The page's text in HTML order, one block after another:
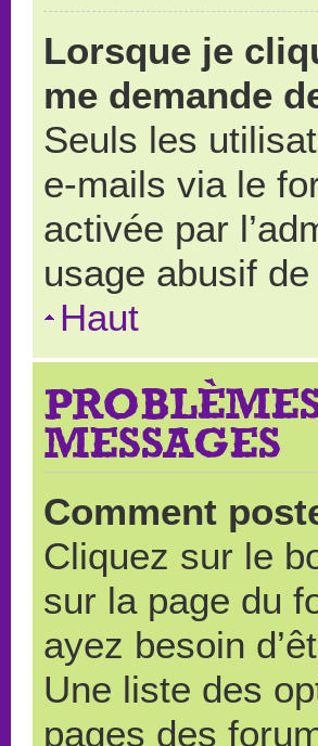
Lorsque je
me demande
Seuls les
e-mails via le
activée par
usage abusif
Haut
MESSAGES
Comment
Cliquez sur le
sur la page du
ayez besoin
Une liste des
pages des